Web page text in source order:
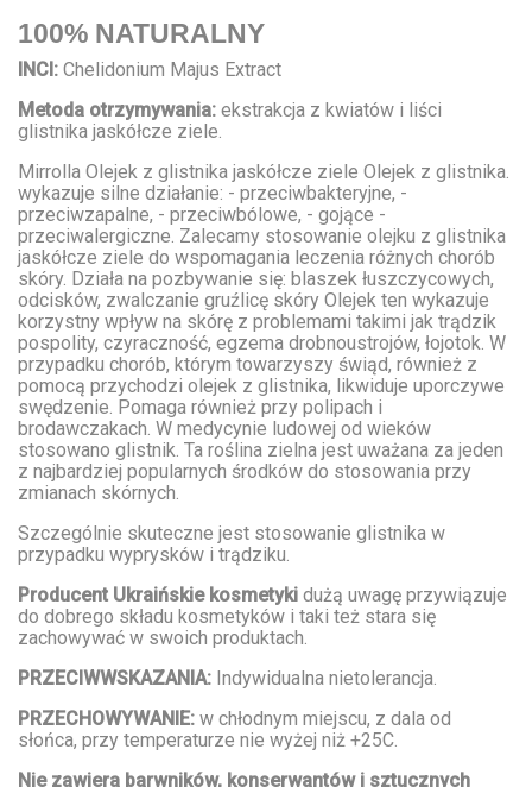
100% NATURALNY
INCI: Chelidonium Majus Extract
Metoda otrzymywania: ekstrakcja z kwiatów i liści
glistnika jaskółcze ziele.
Mirrolla Olejek z glistnika jaskółcze ziele Olejek z glistnika.
wykazuje silne działanie: - przeciwbakteryjne, -
przeciwzapalne, - przeciwbólowe, - gojące -
przeciwalergiczne. Zalecamy stosowanie olejku z glistnika
jaskółcze ziele do wspomagania leczenia różnych chorób
skóry. Działa na pozbywanie się: blaszek łuszczycowych,
odcisków, zwalczanie gruźlicę skóry Olejek ten wykazuje
korzystny wpływ na skórę z problemami takimi jak trądzik
pospolity, czyraczność, egzema drobnoustrojów, łojotok. W
przypadku chorób, którym towarzyszy świąd, również z
pomocą przychodzi olejek z glistnika, likwiduje uporczywe
swędzenie. Pomaga również przy polipach i
brodawczakach. W medycynie ludowej od wieków
stosowano glistnik. Ta roślina zielna jest uważana za jeden
z najbardziej popularnych środków do stosowania przy
zmianach skórnych.
Szczególnie skuteczne jest stosowanie glistnika w
przypadku wyprysków i trądziku.
Producent Ukraińskie kosmetyki dużą uwagę przywiązuje
do dobrego składu kosmetyków i taki też stara się
zachowywać w swoich produktach.
PRZECIWWSKAZANIA: Indywidualna nietolerancja.
PRZECHOWYWANIE: w chłodnym miejscu, z dala od
słońca, przy temperaturze nie wyżej niż +25C.
Nie zawiera barwników, konserwantów i sztucznych